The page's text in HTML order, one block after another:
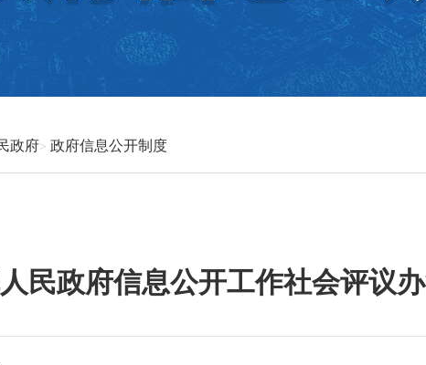
政府 政府信息公开制度
民政府信息公开工作社会评议